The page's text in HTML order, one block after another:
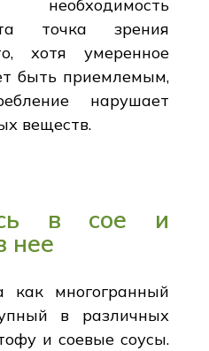
необходимость
точка зрения
хотя умеренное
быть приемлемым,
нарушает
веществ.
в сое и
нее
как многогранный
в различных
и соевые соусы.